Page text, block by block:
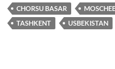
CHORSU BASAR MOSCHEE
TASHKENT
USBEKISTAN